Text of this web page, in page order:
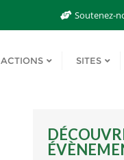
Soutenez-
ACTIONS SITES